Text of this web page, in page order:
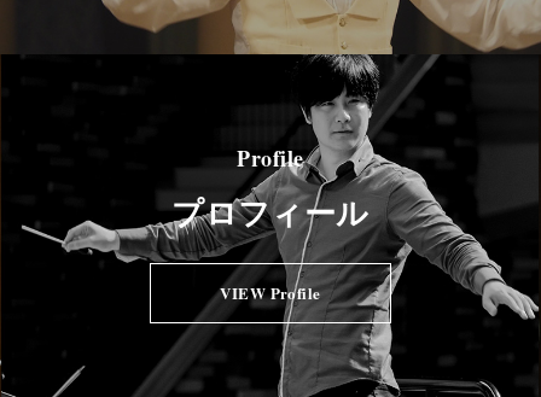
Profile
プロフィール
VIEW Profile